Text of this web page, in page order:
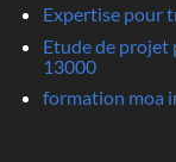
Expertise pour
Etude de projet
13000
formation moa